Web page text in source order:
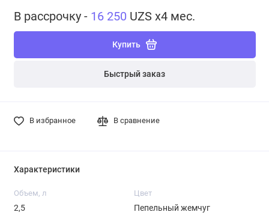
В рассрочку - 16 250 UZS x4 мес.
Купить
Быстрый заказ
В избранное В сравнение
Характеристики
Объем, л
2,5
Цвет
Пепельный жемчуг